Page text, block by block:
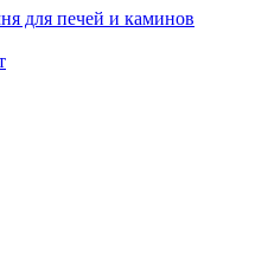
для печей и каминов